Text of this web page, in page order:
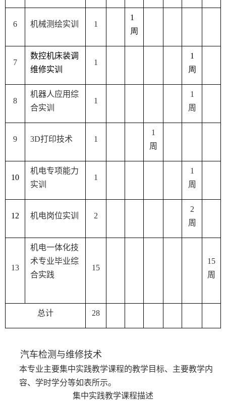
6 机械测绘实训 1
1
周
7
数控机床装调
维修实训
1
1
周
8
机器人应用综
合实训
1
1
周
9 3D打印技术 1
1
周
10
机电专项能力
实训
1
1
周
1 2 机电岗位实训 2
2
周
13
机电一体化技
术专业毕业综
合实践
15
15
周
总计 28
汽车检测与维修技术
本专业主要集中实践教学课程的教学目标、主要教学内
容、学时学分等如表所示。
集中实践教学课程描述